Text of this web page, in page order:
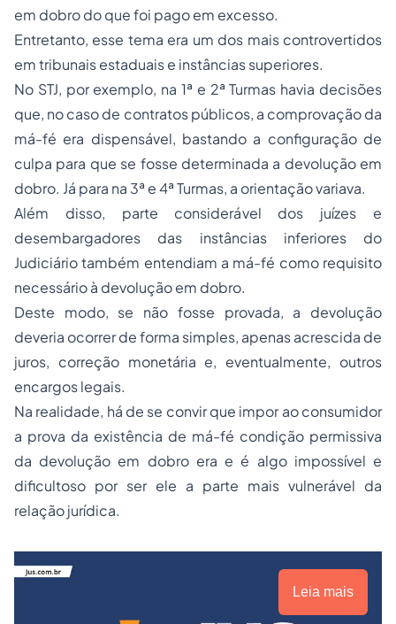
em dobro do que foi pago em excesso.
Entretanto, esse tema era um dos mais controvertidos
em tribunais estaduais e instâncias superiores.
No STJ, por exemplo, na 1ª e 2ª Turmas havia decisões
que, no caso de contratos públicos, a comprovação da
má-fé era dispensável, bastando a configuração de
culpa para que se fosse determinada a devolução em
dobro. Já para na 3ª e 4ª Turmas, a orientação variava.
Além disso, parte considerável dos juízes e
desembargadores das instâncias inferiores do
Judiciário também entendiam a má-fé como requisito
necessário à devolução em dobro.
Deste modo, se não fosse provada, a devolução
deveria ocorrer de forma simples, apenas acrescida de
juros, correção monetária e, eventualmente, outros
encargos legais.
Na realidade, há de se convir que impor ao consumidor
a prova da existência de má-fé condição permissiva
da devolução em dobro era e é algo impossível e
dificultoso por ser ele a parte mais vulnerável da
relação jurídica.
Leia mais